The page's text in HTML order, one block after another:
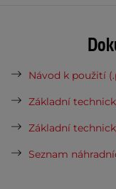
Návod k použití
Základní
Základní
Seznam